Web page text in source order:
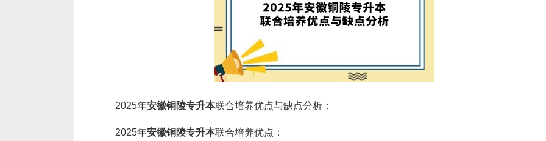
2025年安徽铜陵专升本联合培养优点与缺点分析：
2025年安徽铜陵专升本联合培养优点：